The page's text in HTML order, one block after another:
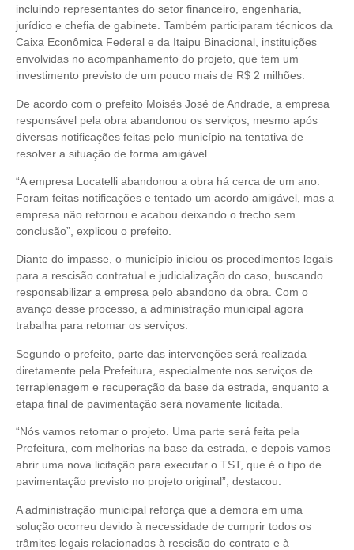
incluindo representantes do setor financeiro, engenharia,
jurídico e chefia de gabinete. Também participaram técnicos da
Caixa Econômica Federal e da Itaipu Binacional, instituições
envolvidas no acompanhamento do projeto, que tem um
investimento previsto de um pouco mais de R$ 2 milhões.
De acordo com o prefeito Moisés José de Andrade, a empresa
responsável pela obra abandonou os serviços, mesmo após
diversas notificações feitas pelo município na tentativa de
resolver a situação de forma amigável.
“A empresa Locatelli abandonou a obra há cerca de um ano.
Foram feitas notificações e tentado um acordo amigável, mas a
empresa não retornou e acabou deixando o trecho sem
conclusão”, explicou o prefeito.
Diante do impasse, o município iniciou os procedimentos legais
para a rescisão contratual e judicialização do caso, buscando
responsabilizar a empresa pelo abandono da obra. Com o
avanço desse processo, a administração municipal agora
trabalha para retomar os serviços.
Segundo o prefeito, parte das intervenções será realizada
diretamente pela Prefeitura, especialmente nos serviços de
terraplenagem e recuperação da base da estrada, enquanto a
etapa final de pavimentação será novamente licitada.
“Nós vamos retomar o projeto. Uma parte será feita pela
Prefeitura, com melhorias na base da estrada, e depois vamos
abrir uma nova licitação para executar o TST, que é o tipo de
pavimentação previsto no projeto original”, destacou.
A administração municipal reforça que a demora em uma
solução ocorreu devido à necessidade de cumprir todos os
trâmites legais relacionados à rescisão do contrato e à